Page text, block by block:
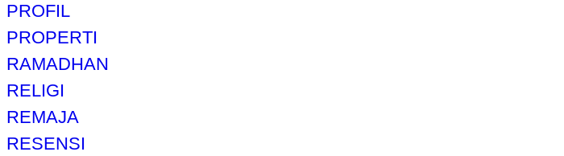
PROFIL
PROPERTI
RAMADHAN
RELIGI
REMAJA
RESENSI